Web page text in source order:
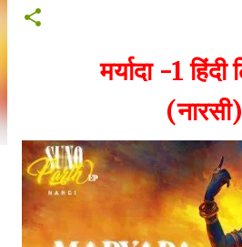
मर्यादा -1 हिंदी
(नारसी)